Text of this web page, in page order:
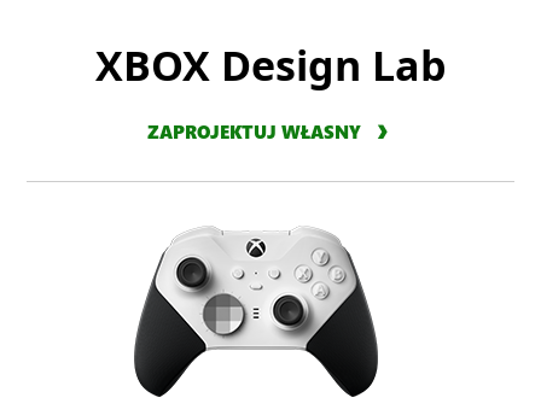
XBOX Design Lab
ZAPROJEKTUJ WŁASNY